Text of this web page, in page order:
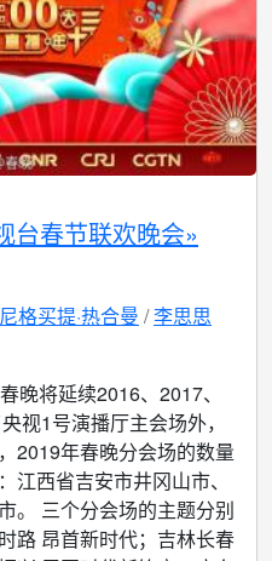
台春节联欢晚会»
尼格买提·热合曼 李思思
晚将延续2016、2017、
视1号演播厅主会场外，
2019年春晚分会场的数量
江西省吉安市井冈山市、
。 三个分会场的主题分别
昂首新时代；吉林长春